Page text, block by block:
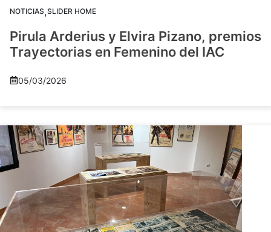
NOTICIAS,SLIDER HOME
Pirula Arderius y Elvira Pizano, premios
Trayectorias en Femenino del IAC
05/03/2026